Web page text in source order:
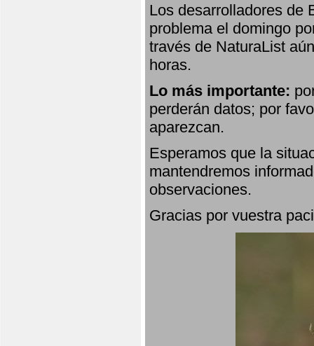
Los desarrolladores de
problema el domingo
través de NaturaList
horas.
Lo más importante:
perderán datos; por
aparezcan.
Esperamos que la
mantendremos
observaciones.
Gracias por vuestra